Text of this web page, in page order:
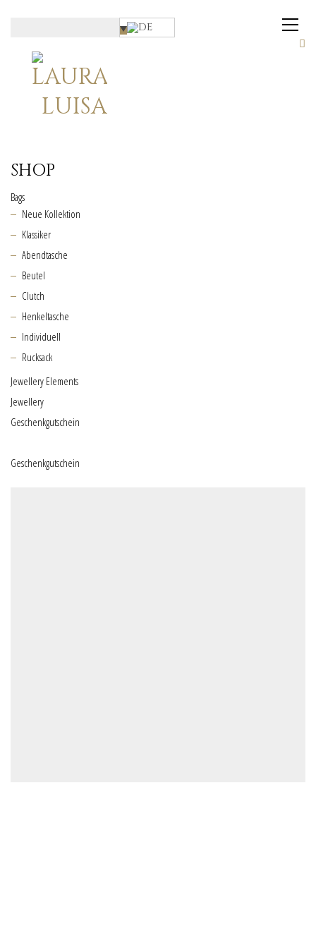
SHOP
Bags
Neue Kollektion
Klassiker
Abendtasche
Beutel
Clutch
Henkeltasche
Individuell
Rucksack
Jewellery Elements
Jewellery
Geschenkgutschein
Geschenkgutschein